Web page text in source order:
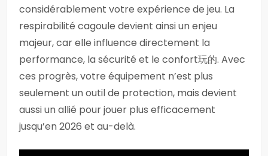
considérablement votre expérience de jeu. La
respirabilité cagoule devient ainsi un enjeu
majeur, car elle influence directement la
performance, la sécurité et le confort玩的. Avec
ces progrès, votre équipement n’est plus
seulement un outil de protection, mais devient
aussi un allié pour jouer plus efficacement
jusqu’en 2026 et au-delà.